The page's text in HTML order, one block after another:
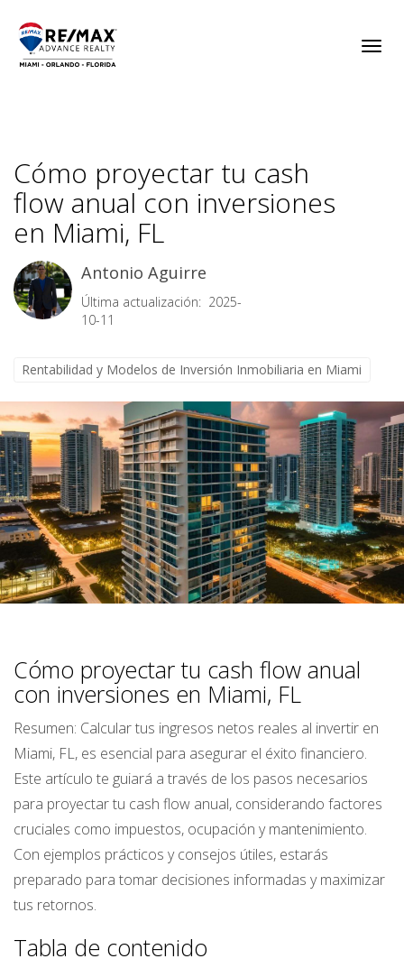
Cómo proyectar tu cash
flow anual con inversiones
en Miami, FL
Antonio Aguirre
Última actualización: 2025-
10-11
Rentabilidad y Modelos de Inversión Inmobiliaria en Miami
Cómo proyectar tu cash flow anual
con inversiones en Miami, FL
Resumen: Calcular tus ingresos netos reales al invertir en
Miami, FL, es esencial para asegurar el éxito financiero.
Este artículo te guiará a través de los pasos necesarios
para proyectar tu cash flow anual, considerando factores
cruciales como impuestos, ocupación y mantenimiento.
Con ejemplos prácticos y consejos útiles, estarás
preparado para tomar decisiones informadas y maximizar
tus retornos.
Tabla de contenido